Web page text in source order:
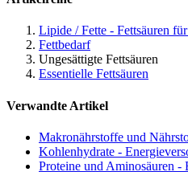
Lipide / Fette - Fettsäuren
Fettbedarf
Ungesättigte Fettsäuren
Essentielle Fettsäuren
Verwandte Artikel
Makronährstoffe und
Kohlenhydrate -
Proteine und Aminosäuren -